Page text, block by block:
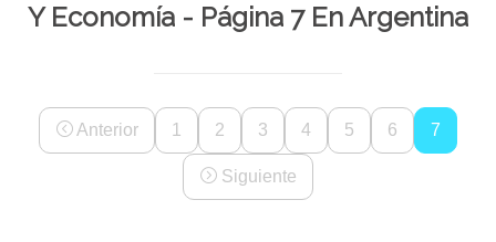
Y Economía - Página 7 En Argentina
Anterior 1 2 3 4 5 6 7
Siguiente